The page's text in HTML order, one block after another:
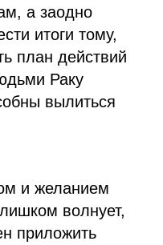
а заодно
итоги тому,
план действий
Раку
вылиться
и желанием
волнует,
приложить